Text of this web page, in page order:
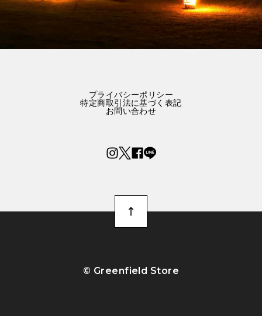
プライバシーポリシー
特定商取引法に基づく表記
お問い合わせ
©︎ Greenfield Store